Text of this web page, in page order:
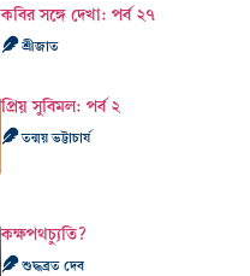
কবির সঙ্গে দেখা: পর্ব ২৭
শ্রীজাত
প্রিয় সুবিমল: পর্ব ২
তন্ময় ভট্টাচার্য
কক্ষপথচ্যুতি?
শুদ্ধব্রত দেব